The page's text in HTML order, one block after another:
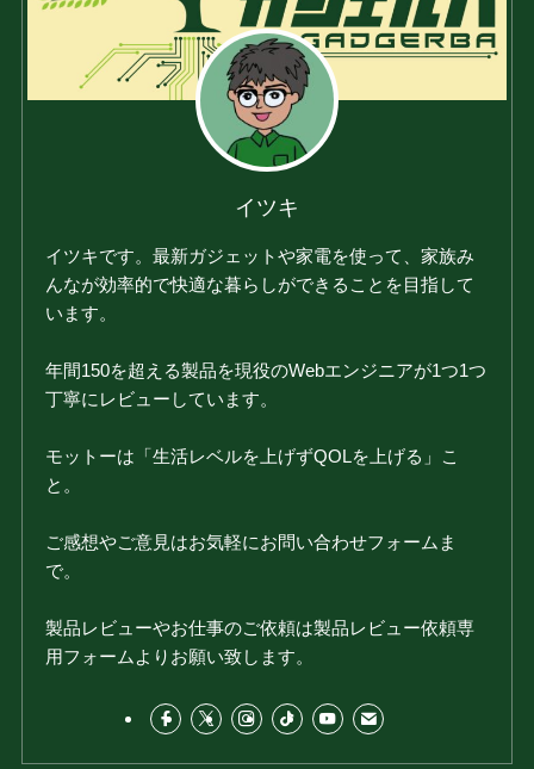
イツキ
イツキです。最新ガジェットや家電を使って、家族み
んなが効率的で快適な暮らしができることを目指して
います。
年間150を超える製品を現役のWebエンジニアが1つ1つ
丁寧にレビューしています。
モットーは「生活レベルを上げずQOLを上げる」こ
と。
ご感想やご意見はお気軽にお問い合わせフォームま
で。
製品レビューやお仕事のご依頼は製品レビュー依頼専
用フォームよりお願い致します。